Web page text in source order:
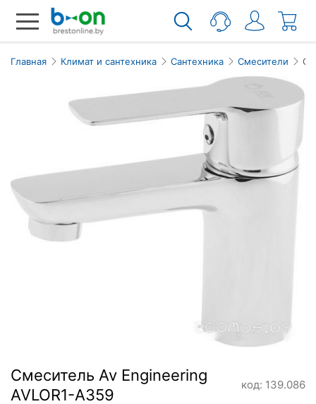
Главная Климат и сантехника Сантехника Смесители
Смеситель Av Engineering
AVLOR1-A359
код: 139.086